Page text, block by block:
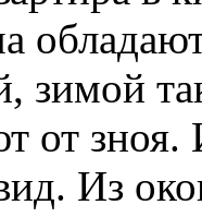
зимой
от зноя.
Из